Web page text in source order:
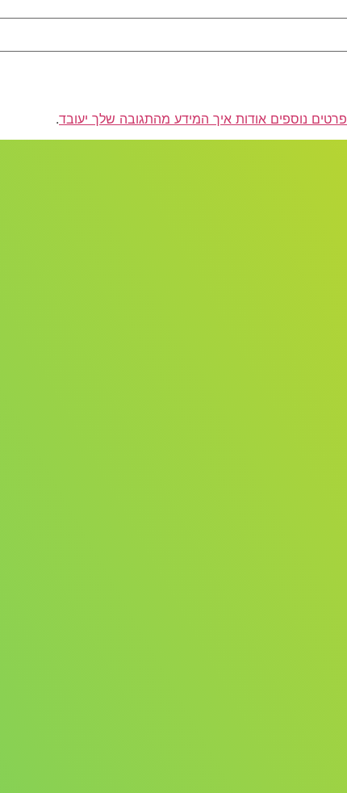
פרטים נוספים אודות איך המידע מהתגובה שלך יעובד.